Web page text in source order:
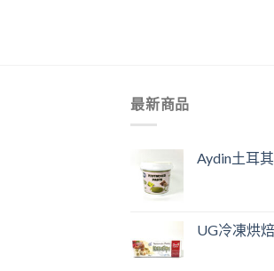
最新商品
Aydin土耳
UG冷凍烘